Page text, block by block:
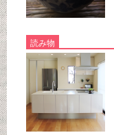
読み物